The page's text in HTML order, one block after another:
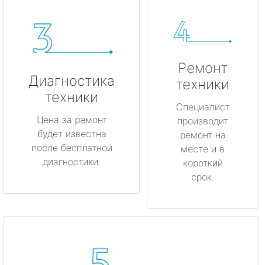
Диагностика
техники
Цена за ремонт
будет известна
после бесплатной
диагностики.
Ремонт
техники
Специалист
производит
ремонт на
месте и в
короткий
срок.